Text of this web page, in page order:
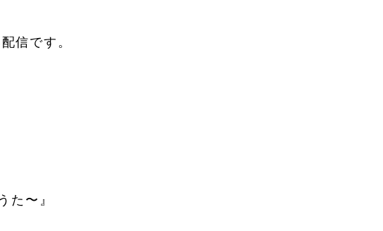
信です。
た〜』